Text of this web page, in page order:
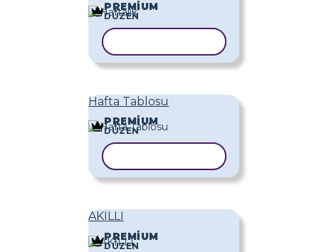
PREMIUM
DÜZEN
Hafta Tablosu
PREMIUM
DÜZEN
AKILLI
PREMIUM
DÜZEN